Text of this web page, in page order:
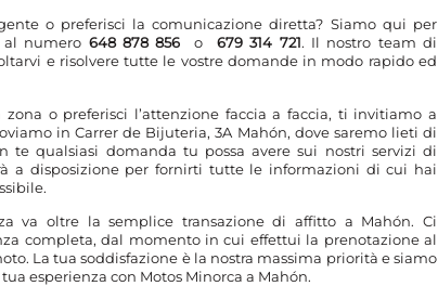
o preferisci la comunicazione diretta? Siamo qui per
al numero 648 878 856 o 679 314 721. Il nostro team di
e risolvere tutte le vostre domande in modo rapido ed
o preferisci l’attenzione faccia a faccia, ti invitiamo a
in Carrer de Bijuteria, 3A Mahón, dove saremo lieti di
te qualsiasi domanda tu possa avere sui nostri servizi di
a disposizione per fornirti tutte le informazioni di cui hai
va oltre la semplice transazione di affitto a Mahón. Ci
completa, dal momento in cui effettui la prenotazione al
La tua soddisfazione è la nostra massima priorità e siamo
esperienza con Motos Minorca a Mahón.